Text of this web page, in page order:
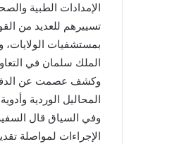
الإمدادات الطبية
تسييرهم للعديد من
بمستشفيات الولايات،
الملك سلمان في
المحاليل الوردية
وفي السياق قال
الإجراءات لمواصلة